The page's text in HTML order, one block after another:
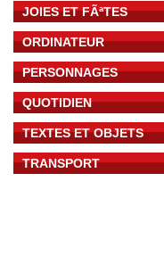
JOIES ET FÃªTES
ORDINATEUR
PERSONNAGES
QUOTIDIEN
TEXTES ET OBJETS
TRANSPORT